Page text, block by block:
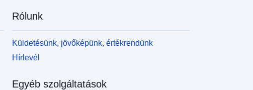
Rólunk
Küldetésünk, jövőképünk, értékrendünk
Hírlevél
Egyéb szolgáltatások